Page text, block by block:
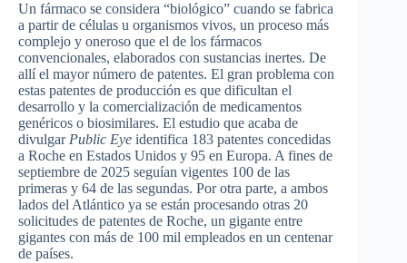
Un fármaco se considera “biológico” cuando se fabrica
a partir de células u organismos vivos, un proceso más
complejo y oneroso que el de los fármacos
convencionales, elaborados con sustancias inertes. De
allí el mayor número de patentes. El gran problema con
estas patentes de producción es que dificultan el
desarrollo y la comercialización de medicamentos
genéricos o biosimilares. El estudio que acaba de
divulgar Public Eye identifica 183 patentes concedidas
a Roche en Estados Unidos y 95 en Europa. A fines de
septiembre de 2025 seguían vigentes 100 de las
primeras y 64 de las segundas. Por otra parte, a ambos
lados del Atlántico ya se están procesando otras 20
solicitudes de patentes de Roche, un gigante entre
gigantes con más de 100 mil empleados en un centenar
de países.